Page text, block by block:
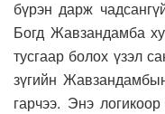
бүрэн дарж
Богд Жавзандамба
тусгаар болох үзэл
зүгийн
гарчээ. Энэ